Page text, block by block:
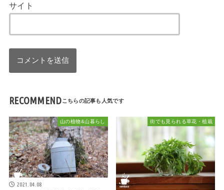
サイト
RECOMMEND
山の植物&山暮らし
2021.04.08
街でも見られる草花・植栽